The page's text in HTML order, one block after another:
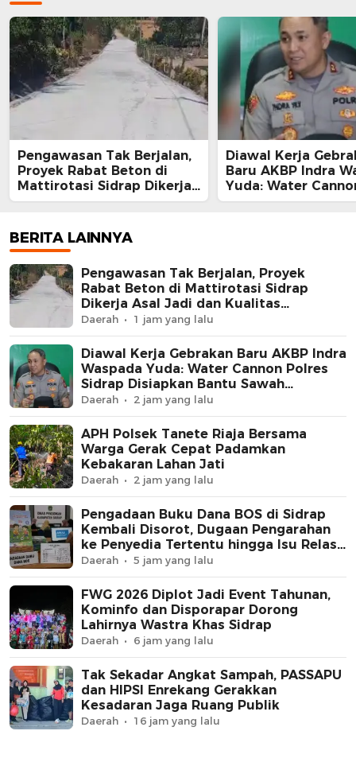
Pengawasan Tak Berjalan,
Proyek Rabat Beton di
Mattirotasi Sidrap Dikerja
Asal Jadi dan Kualitas
Diawal Kerja
Baru AKBP Indra
Yuda: Water
Sidrap Disiapkan
BERITA LAINNYA
Pengawasan Tak Berjalan, Proyek
Rabat Beton di Mattirotasi Sidrap
Dikerja Asal Jadi dan Kualitas
Meragukan
Daerah 1 jam yang lalu
Diawal Kerja Gebrakan Baru AKBP Indra
Waspada Yuda: Water Cannon Polres
Sidrap Disiapkan Bantu Sawah
Kekurangan Air
Daerah 2 jam yang lalu
APH Polsek Tanete Riaja Bersama
Warga Gerak Cepat Padamkan
Kebakaran Lahan Jati
Daerah 2 jam yang lalu
Pengadaan Buku Dana BOS di Sidrap
Kembali Disorot, Dugaan Pengarahan
ke Penyedia Tertentu hingga Isu Relasi
Keluarga Pejabat Mengemuka
Daerah 5 jam yang lalu
FWG 2026 Diplot Jadi Event Tahunan,
Kominfo dan Disporapar Dorong
Lahirnya Wastra Khas Sidrap
Daerah 6 jam yang lalu
Tak Sekadar Angkat Sampah, PASSAPU
dan HIPSI Enrekang Gerakkan
Kesadaran Jaga Ruang Publik
Daerah 16 jam yang lalu